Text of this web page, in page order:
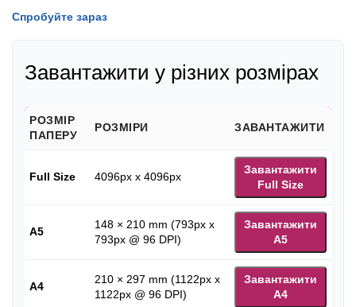
Спробуйте зараз
Завантажити у різних розмірах
РОЗМІР
ПАПЕРУ
РОЗМІРИ ЗАВАНТАЖИТИ
Full Size 4096px x 4096px
Завантажити
Full Size
A5
148 × 210 mm (793px x
793px @ 96 DPI)
Завантажити
A5
A4
210 × 297 mm (1122px x
1122px @ 96 DPI)
Завантажити
A4